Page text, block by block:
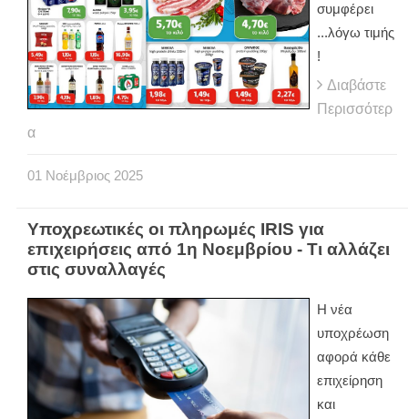
συμφέρει
...λόγω τιμής
!
Διαβάστε
Περισσότερ
α
01 Νοέμβριος 2025
Υποχρεωτικές οι πληρωμές IRIS για
επιχειρήσεις από 1η Νοεμβρίου - Τι αλλάζει
στις συναλλαγές
Η νέα
υποχρέωση
αφορά κάθε
επιχείρηση
και